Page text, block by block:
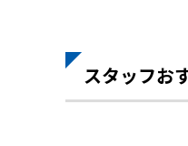
スタッフお